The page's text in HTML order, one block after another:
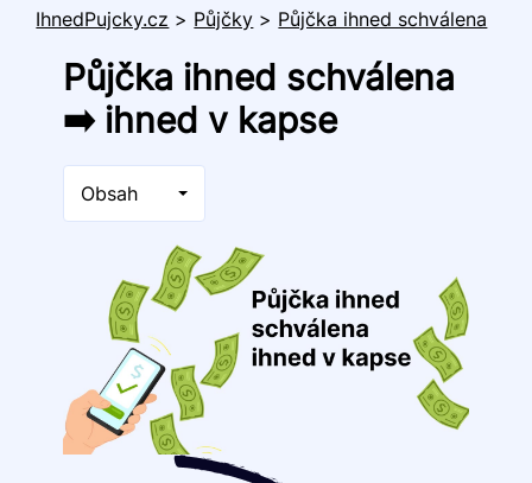
IhnedPujcky.cz > Půjčky > Půjčka ihned schválena
Půjčka ihned schválena
➡️ ihned v kapse
Obsah